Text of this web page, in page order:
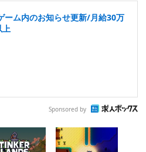
ーム内のお知らせ更新/月給30万
上
Sponsored by